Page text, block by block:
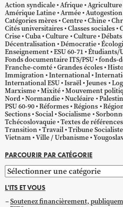
Action syndicale Afrique Agriculture
Amérique Latine Armée Autogestion
Catégories mères Centre Chine
Cités universitaires Classes sociales
Crise Cuba Culture Culture Débats
Décentralisation Démocratie
Enseignement ESU 60-71 Étudiants/
Fonds documentaire ITS/PSU fonds-
Franche-comté Grandes écoles
Immigration International
International ESU Israël Jeunes
Marxisme Mixité Mouvement
Nord Normandie Nucléaire
PSU 60-90 Réformes Régions
Sections Social Socialisme
Tchécoslovaquie Textes de références
Transition Travail Tribune Socialiste
Vietnam Ville / Urbanisme
PARCOURIR PAR CATÉGORIE
Parcourir
par
catégorie
L'ITS ET VOUS
Soutenez financièrement,